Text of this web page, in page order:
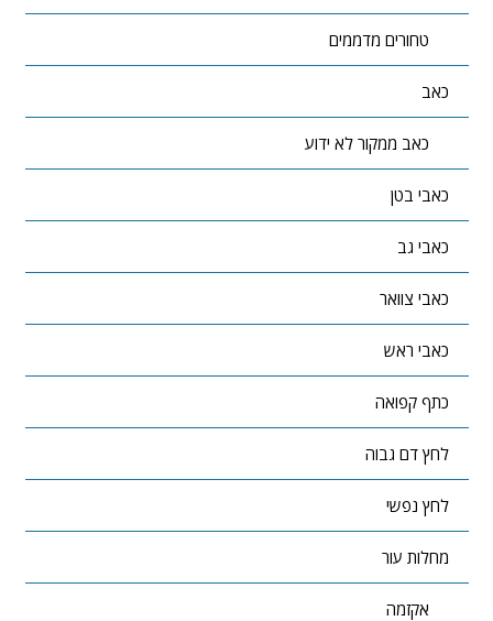
טחורים מדממים
כאב
כאב ממקור לא ידוע
כאבי בטן
כאבי גב
כאבי צוואר
כאבי ראש
כתף קפואה
לחץ דם גבוה
לחץ נפשי
מחלות עור
אקזמה